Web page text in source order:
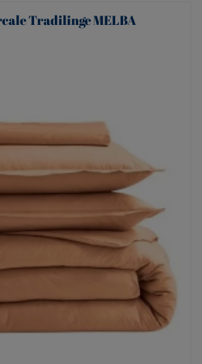
Tradilinge MELBA